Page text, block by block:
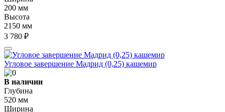
200 мм
Высота
2150 мм
3 780 ₽
Угловое завершение Мадрид (0,25) кашемир
В наличии
Глубина
520 мм
Ширина